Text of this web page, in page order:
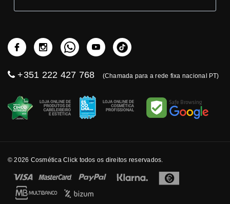
+351 222 427 768 (Chamada para a rede fixa nacional PT)
© 2026 Cosmética Click todos os direitos reservados.